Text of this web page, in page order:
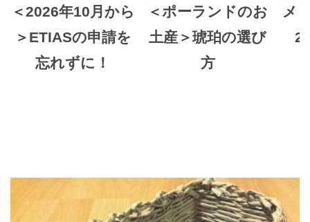
＜2026年10月から
＞ETIASの申請を
忘れずに！
＜ポーランドのお
土産＞琥珀の選び
方
メ